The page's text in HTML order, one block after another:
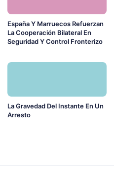
España Y Marruecos Refuerzan
La Cooperación Bilateral En
Seguridad Y Control Fronterizo
La Gravedad Del Instante En Un
Arresto